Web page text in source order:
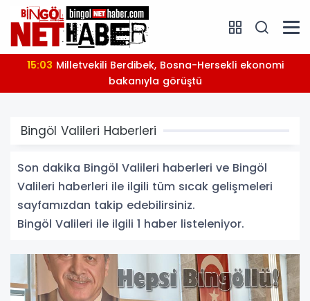
15:03
bakanıyla görüştü
Bingöl Valileri Haberleri
Son dakika Bingöl Valileri haberleri ve Bingöl
Valileri haberleri ile ilgili tüm sıcak gelişmeleri
sayfamızdan takip edebilirsiniz.
Bingöl Valileri ile ilgili 1 haber listeleniyor.